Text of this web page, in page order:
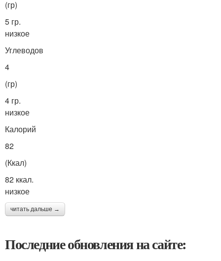
(гр)
5 гр.
низкое
Углеводов
4
(гр)
4 гр.
низкое
Калорий
82
(Ккал)
82 ккал.
низкое
читать дальше →
Последние обновления на сайте: